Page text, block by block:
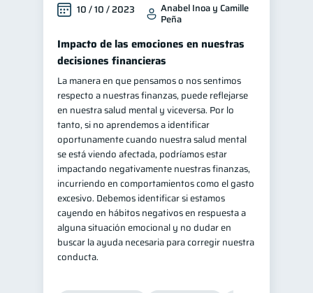
10 / 10 / 2023 Anabel Inoa y Camille
Peña
Impacto de las emociones en nuestras
decisiones financieras
La manera en que pensamos o nos sentimos
respecto a nuestras finanzas, puede reflejarse
en nuestra salud mental y viceversa. Por lo
tanto, si no aprendemos a identificar
oportunamente cuando nuestra salud mental
se está viendo afectada, podríamos estar
impactando negativamente nuestras finanzas,
incurriendo en comportamientos como el gasto
excesivo. Debemos identificar si estamos
cayendo en hábitos negativos en respuesta a
alguna situación emocional y no dudar en
buscar la ayuda necesaria para corregir nuestra
conducta.